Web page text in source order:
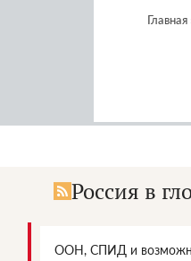
Главная
Россия в
ООН, СПИД и